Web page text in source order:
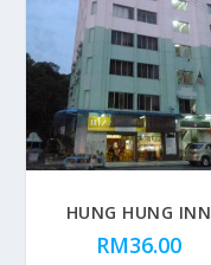
HUNG HUNG INN
RM36.00